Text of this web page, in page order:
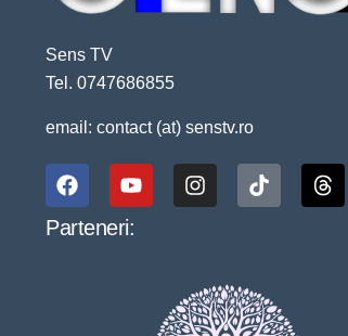
Sens TV
Tel. 0747686855
email: contact (at) senstv.ro
Parteneri: